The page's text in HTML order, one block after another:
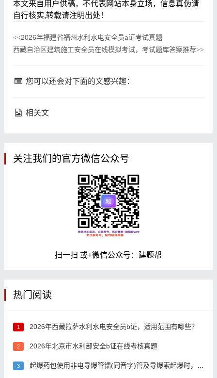
本文来自用户供稿，不代表网站本身立场，信息真伪请
自行核实,转载请注明出处！
<<2026年福建省福州水利水电安全员a证考试真题
西藏自治区建筑施工安全员在线模拟考试，考试题库答案推荐>>
您可以还会对下面的文感兴趣：
相关文
关注我们的官方微信公众号
扫一扫 或+微信公众号：建题帮
热门阅读
1 2026年西藏拉萨水利水电安全员b证，适用范围有哪些？
2 2026年北京市水利部安全b证在线考核真题
3 起爆药包使用非电导爆管镭(同音字)管及导爆索起爆时，应做好端头防水工作，对导爆索搭接的长度说法正确的是()。